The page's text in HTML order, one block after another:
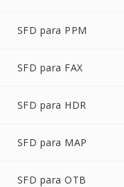
SFD para PPM
SFD para FAX
SFD para HDR
SFD para MAP
SFD para OTB